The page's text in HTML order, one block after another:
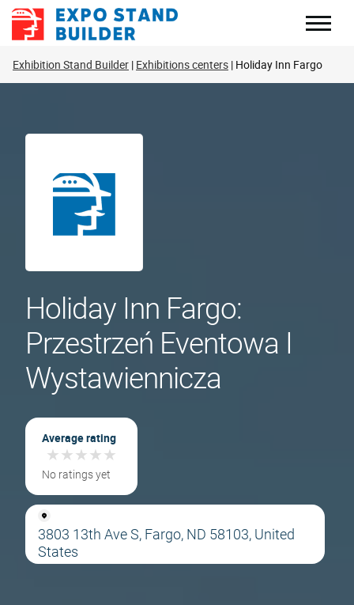
Skip
Exhibition Stand Builder Exhibitions centers Holiday Inn Fargo
Holiday Inn Fargo:
Przestrzeń Eventowa I
Wystawiennicza
Average rating
★★★★★
★★★★★
No ratings yet
3803 13th Ave S, Fargo, ND 58103, United
States